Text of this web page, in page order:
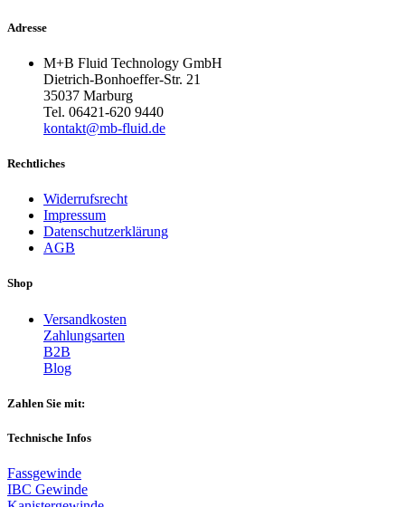
Adresse
M+B Fluid Technology GmbH
Dietrich-Bonhoeffer-Str. 21
35037 Marburg
Tel. 06421-620 9440
kontakt@mb-fluid.de
Rechtliches
Widerrufsrecht
Impressum
Datenschutzerklärung
AGB
Shop
Versandkosten
Zahlungsarten
B2B
Blog
Zahlen Sie mit:
Technische Infos
Fassgewinde
IBC Gewinde